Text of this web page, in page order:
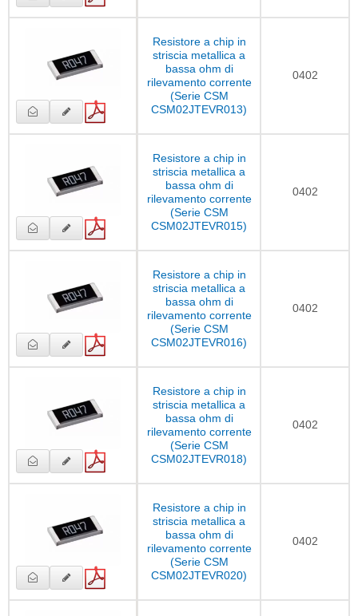
Resistore a chip in
striscia metallica a
bassa ohm di
rilevamento corrente
(Serie CSM
CSM02JTEVR013)
0402
Resistore a chip in
striscia metallica a
bassa ohm di
rilevamento corrente
(Serie CSM
CSM02JTEVR015)
0402
Resistore a chip in
striscia metallica a
bassa ohm di
rilevamento corrente
(Serie CSM
CSM02JTEVR016)
0402
Resistore a chip in
striscia metallica a
bassa ohm di
rilevamento corrente
(Serie CSM
CSM02JTEVR018)
0402
Resistore a chip in
striscia metallica a
bassa ohm di
rilevamento corrente
(Serie CSM
CSM02JTEVR020)
0402